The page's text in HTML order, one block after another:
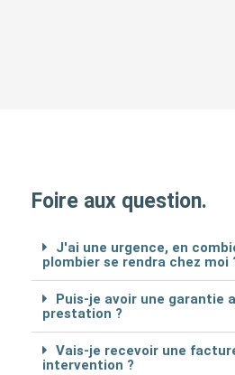
Foire aux question.
J'ai une urgence, en
plombier se rendra chez moi
Puis-je avoir une garantie
prestation ?
Vais-je recevoir une
intervention ?